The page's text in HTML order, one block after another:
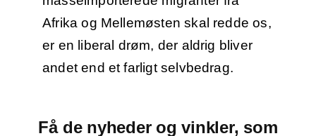
Afrika og Mellemøsten skal redde os,
er en liberal drøm, der aldrig bliver
andet end et farligt selvbedrag.
Få de nyheder og vinkler, som